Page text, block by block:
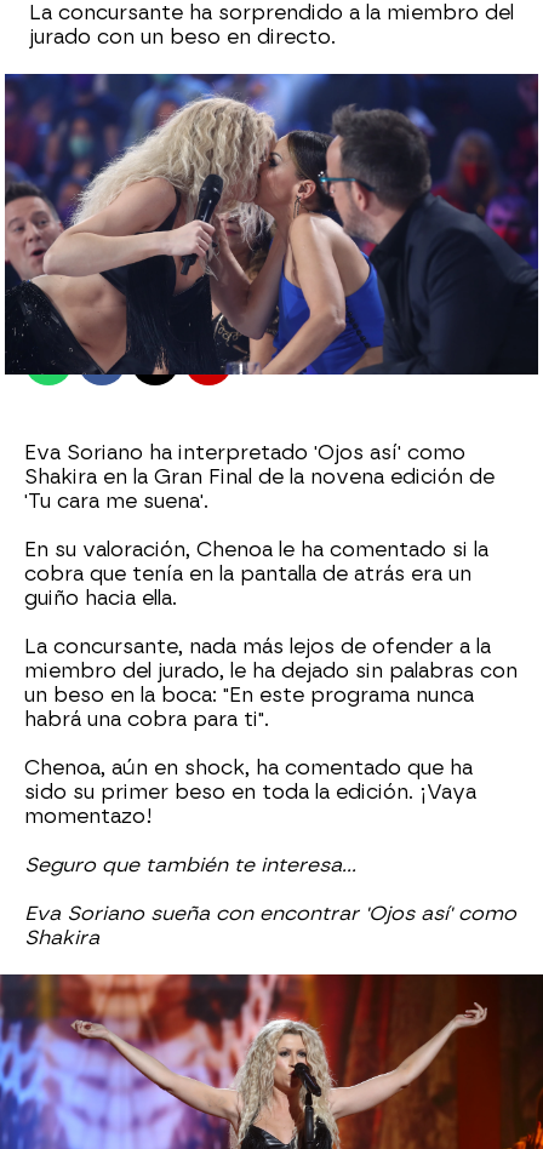
La concursante ha sorprendido a la miembro del
jurado con un beso en directo.
antena3.com
Madrid
Publicado: 04 de marzo de 2022, 23:36
WhatsappFacebook
X Flipboard
Eva Soriano ha interpretado 'Ojos así' como
Shakira en la Gran Final de la novena edición de
'Tu cara me suena'.
En su valoración, Chenoa le ha comentado si la
cobra que tenía en la pantalla de atrás era un
guiño hacia ella.
La concursante, nada más lejos de ofender a la
miembro del jurado, le ha dejado sin palabras con
un beso en la boca: "En este programa nunca
habrá una cobra para ti".
Chenoa, aún en shock, ha comentado que ha
sido su primer beso en toda la edición. ¡Vaya
momentazo!
Seguro que también te interesa...
Eva Soriano sueña con encontrar 'Ojos así' como
Shakira
Chenoa
Antena 3 » Programas » Tu cara me suena » Noticias